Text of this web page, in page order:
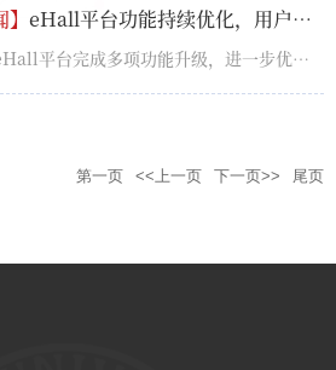
】 eHall平台功能持续优化，用户体验进一步提升
11月3日，eHall平台完成多项功能升级，进一步优化用户使用体验。具体包括：在移动端搜索页面新增AI检索...
第一页 <<上一页 下一页>> 尾页